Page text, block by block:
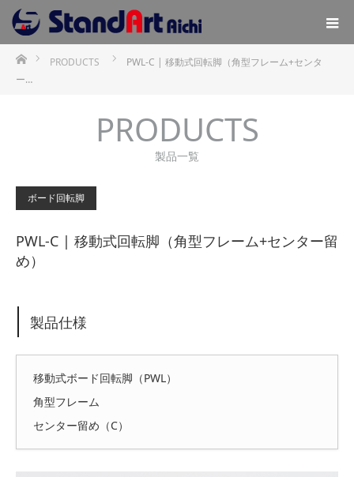
ホームPRODUCTS
PWL-C | 移動式回転脚（角型フレーム+センタ
ー…
PRODUCTS
製品一覧
ボード回転脚
PWL-C | 移動式回転脚（角型フレーム+センター留
め）
製品仕様
移動式ボード回転脚（PWL）
角型フレーム
センター留め（C）